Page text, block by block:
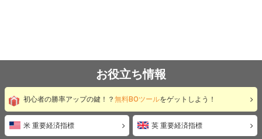
お役立ち情報
初心者の勝率アップの鍵！？ 無料BOツールをゲットしよう！
米 重要経済指標 英 重要経済指標